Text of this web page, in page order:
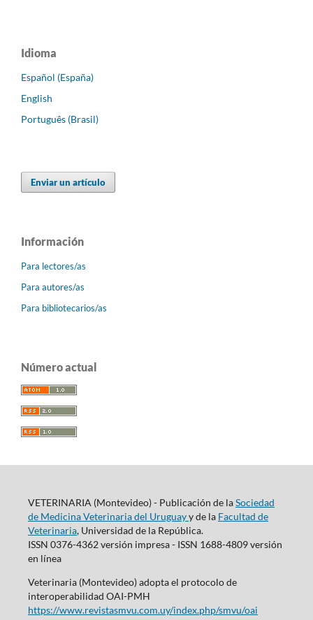
Idioma
Español (España)
English
Português (Brasil)
Enviar un artículo
Información
Para lectores/as
Para autores/as
Para bibliotecarios/as
Número actual
VETERINARIA (Montevideo) - Publicación de laSociedad
de Medicina Veterinaria del Uruguayy de la Facultad de
Veterinaria, Universidad de la República.
ISSN 0376-4362 versión impresa - ISSN 1688-4809 versión
en línea
Veterinaria (Montevideo) adopta el protocolo de
interoperabilidad OAI-PMH
https://www.revistasmvu.com.uy/index.php/smvu/oai